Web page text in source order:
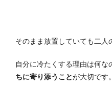
そのまま放置していても二人
自分に冷たくする理由は何な
ちに寄り添うことが大切です。